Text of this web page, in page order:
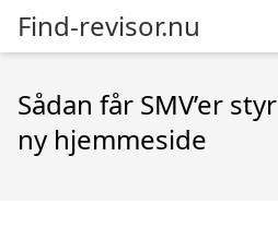
Find-revisor.nu
Sådan får SMV’er
ny hjemmeside